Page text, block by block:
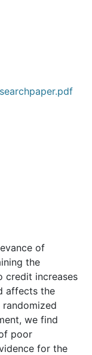
of
the
credit increases
affects the
we find
poor
for the